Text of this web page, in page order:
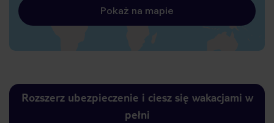
Pokaż na mapie
Rozszerz ubezpieczenie i ciesz się wakacjami w
pełni